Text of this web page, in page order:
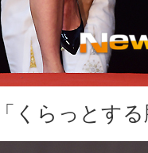
くらっとす